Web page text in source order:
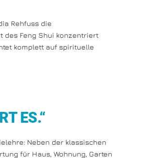
Rehfuss die
des Feng Shui konzentriert
komplett auf spirituelle
ES.“
Neben der klassischen
für Haus, Wohnung, Garten